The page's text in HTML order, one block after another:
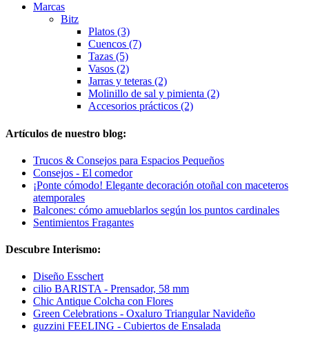
Marcas
Bitz
Platos (3)
Cuencos (7)
Tazas (5)
Vasos (2)
Jarras y teteras (2)
Molinillo de sal y pimienta (2)
Accesorios prácticos (2)
Artículos de nuestro blog:
Trucos & Consejos para Espacios Pequeños
Consejos - El comedor
¡Ponte cómodo! Elegante decoración otoñal con maceteros
atemporales
Balcones: cómo amueblarlos según los puntos cardinales
Sentimientos Fragantes
Descubre Interismo:
Diseño Esschert
cilio BARISTA - Prensador, 58 mm
Chic Antique Colcha con Flores
Green Celebrations - Oxaluro Triangular Navideño
guzzini FEELING - Cubiertos de Ensalada